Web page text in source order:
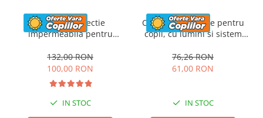
Husa de protectie
impermeabila pentru
utv-uri, atv-uri sau
motociclete, neagra
132,00 RON
100,00 RON
IN STOC
Casca de protectie pentru
copii, cu lumini si sistem
76,26 RON
61,00 RON
IN STOC